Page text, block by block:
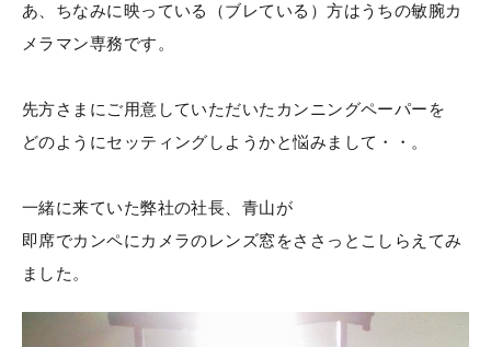
あ、ちなみに映っている（ブレている）方はうちの敏腕カ
メラマン専務です。
先方さまにご用意していただいたカンニングペーパーを
どのようにセッティングしようかと悩みまして・・。
一緒に来ていた弊社の社長、青山が
即席でカンペにカメラのレンズ窓をささっとこしらえてみ
ました。